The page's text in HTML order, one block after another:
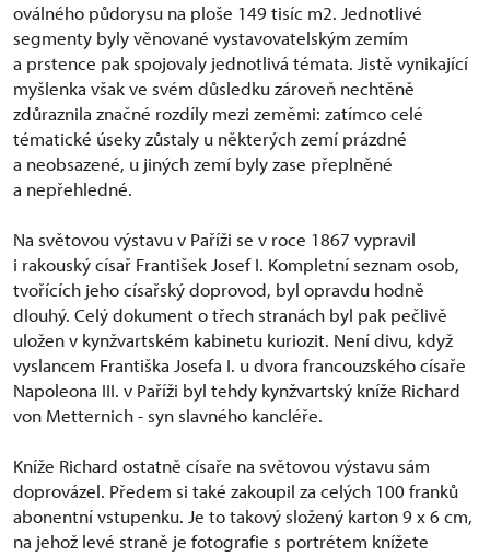
oválného půdorysu na ploše 149 tisíc m2. Jednotlivé
segmenty byly věnované vystavovatelským zemím
a prstence pak spojovaly jednotlivá témata. Jistě vynikající
myšlenka však ve svém důsledku zároveň nechtěně
zdůraznila značné rozdíly mezi zeměmi: zatímco celé
tématické úseky zůstaly u některých zemí prázdné
a neobsazené, u jiných zemí byly zase přeplněné
a nepřehledné.
Na světovou výstavu v Paříži se v roce 1867 vypravil
i rakouský císař František Josef I. Kompletní seznam osob,
tvořících jeho císařský doprovod, byl opravdu hodně
dlouhý. Celý dokument o třech stranách byl pak pečlivě
uložen v kynžvartském kabinetu kuriozit. Není divu, když
vyslancem Františka Josefa I. u dvora francouzského císaře
Napoleona III. v Paříži byl tehdy kynžvartský kníže Richard
von Metternich - syn slavného kancléře.
Kníže Richard ostatně císaře na světovou výstavu sám
doprovázel. Předem si také zakoupil za celých 100 franků
abonentní vstupenku. Je to takový složený karton 9 x 6 cm,
na jehož levé straně je fotografie s portrétem knížete